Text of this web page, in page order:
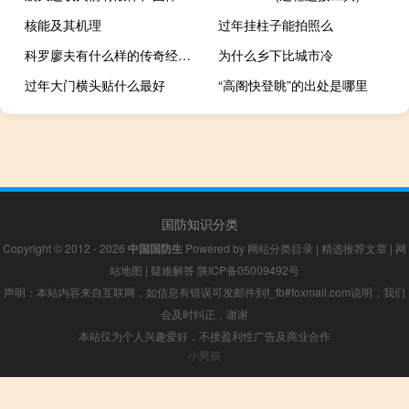
核能及其机理
过年挂柱子能拍照么
科罗廖夫有什么样的传奇经历？他在火箭事业上有哪些主要贡献？他对空间事业有哪些主要贡献？
为什么乡下比城市冷
过年大门横头贴什么最好
“高阁快登眺”的出处是哪里
国防知识分类
Copyright © 2012 - 2026 中国国防生 Powered by 网站分类目录 | 精选推荐文章 | 网
站地图 | 疑难解答 陕ICP备05009492号
声明：本站内容来自互联网，如信息有错误可发邮件到f_fb#foxmail.com说明，我们
会及时纠正，谢谢
本站仅为个人兴趣爱好，不接盈利性广告及商业合作
小男孩